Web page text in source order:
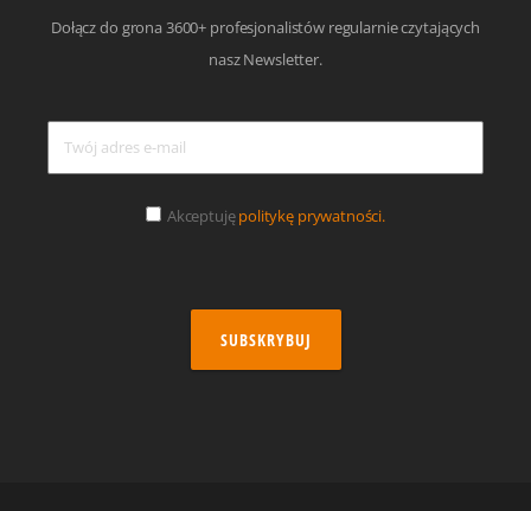
Dołącz do grona 3600+ profesjonalistów regularnie czytających
nasz Newsletter.
Akceptujępolitykę prywatności.
SUBSKRYBUJ